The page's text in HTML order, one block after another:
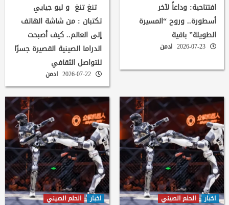
افتتاحية: وداعاً لآخر
أسطورة.. وروح “المسيرة
الطويلة” باقية
ادمن
تنغ تنغ و ليو جيايي
تكتبان : من شاشة الهاتف
إلى العالم.. كيف أصبحت
الدراما الصينية القصيرة جسرًا
للتواصل الثقافي
ادمن
اخبار الحلم الصيني اخبار الحلم الصيني